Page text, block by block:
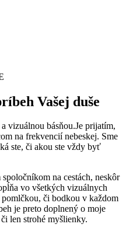
Vašej duše
vizuálnou básňou.Je prijatím,
na frekvencií nebeskej. Sme
ste, či akou ste vždy byť
na cestách, neskôr
vo všetkých vizuálnych
či bodkou v každom
je preto doplnený o moje
len strohé myšlienky.